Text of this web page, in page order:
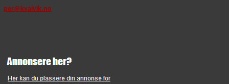
per@kvalvik.no